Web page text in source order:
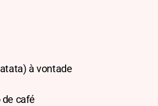
à vontade
café